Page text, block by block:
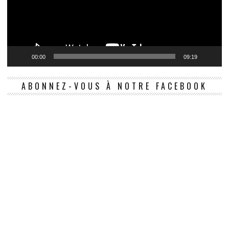
00:00 09:19
ABONNEZ-VOUS À NOTRE FACEBOOK